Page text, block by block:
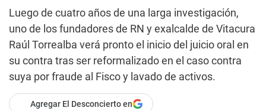
Luego de cuatro años de una larga investigación,
uno de los fundadores de RN y exalcalde de Vitacura
Raúl Torrealba verá pronto el inicio del juicio oral en
su contra tras ser reformalizado en el caso contra
suya por fraude al Fisco y lavado de activos.
Agregar El Desconcierto en